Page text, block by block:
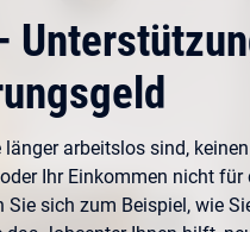
arbeitslos sind, keinen
Ihr Einkommen nicht für
sich zum Beispiel, wie